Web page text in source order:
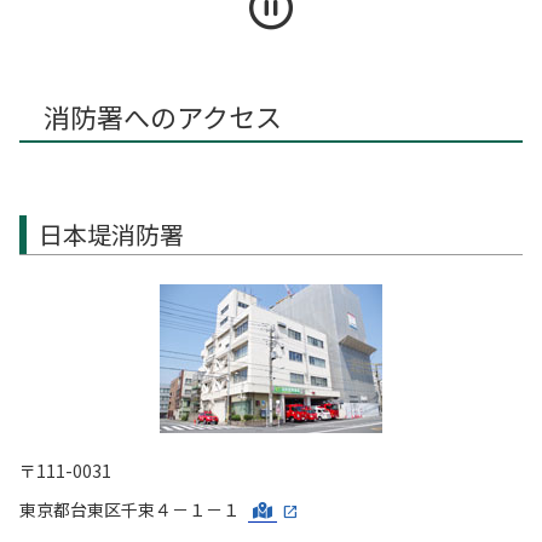
消防署へのアクセス
日本堤消防署
〒111-0031
東京都台東区千束４－１－１